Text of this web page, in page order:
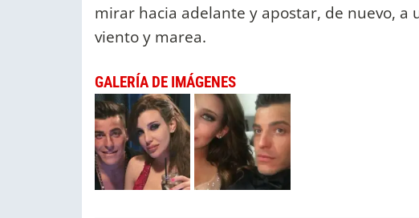
mirar hacia adelante y apostar, de nuevo,
viento y marea.
GALERÍA DE IMÁGENES